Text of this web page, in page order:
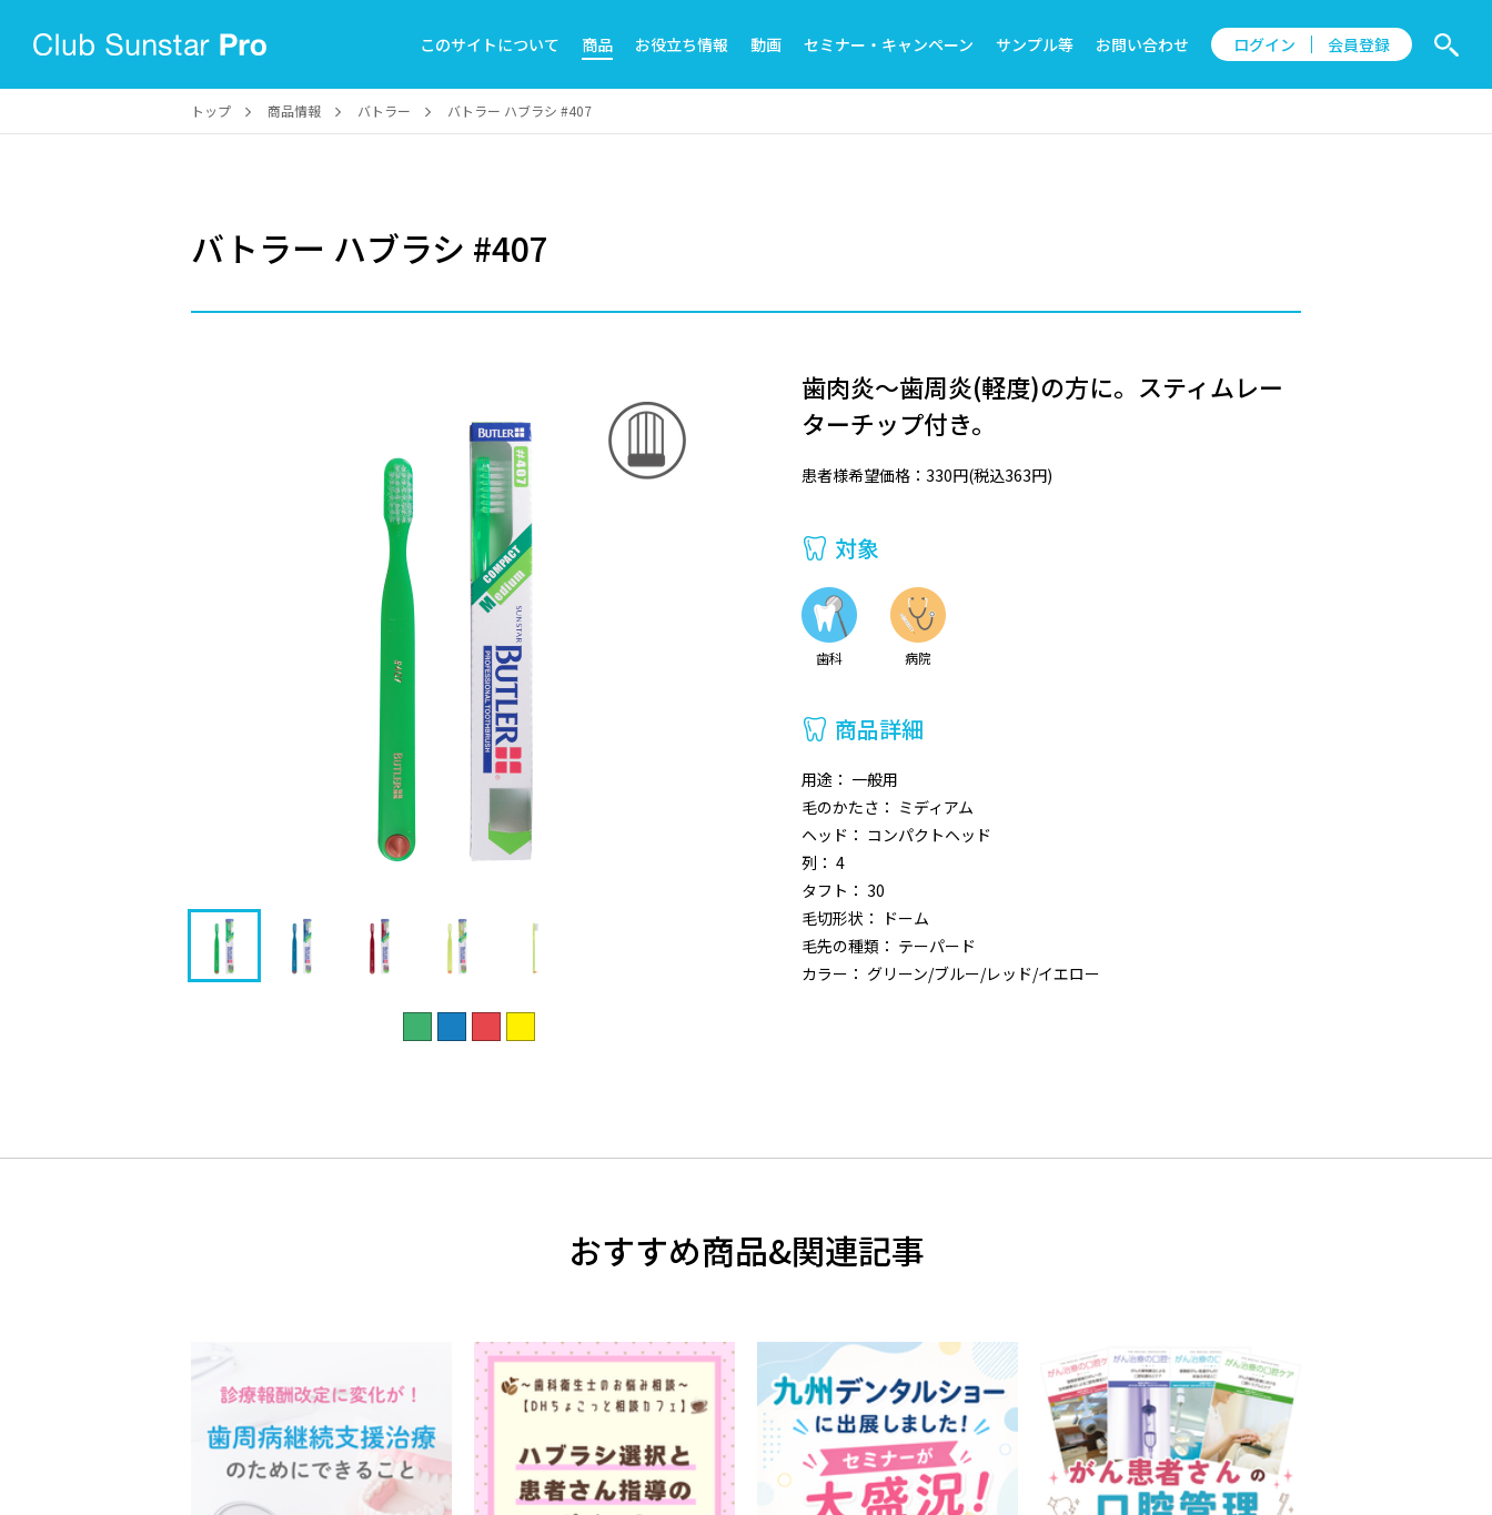
このサイトについて 商品 お役立ち情報 動画 セミナー・キャンペーン サンプル等 お問い合わせ ログイン 会員登録
トップ 商品情報 バトラー バトラー ハブラシ #407
バトラー ハブラシ #407
歯肉炎～歯周炎(軽度)の方に。スティムレー
ターチップ付き。
患者様希望価格：330円(税込363円)
対象
歯科 病院
商品詳細
用途： 一般用
毛のかたさ： ミディアム
ヘッド： コンパクトヘッド
列： 4
タフト： 30
毛切形状： ドーム
毛先の種類： テーパード
カラー： グリーン/ブルー/レッド/イエロー
おすすめ商品&関連記事